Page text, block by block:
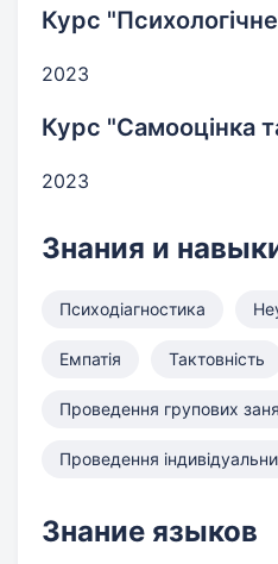
Курс
2023
Курс "Самооцінка
2023
Знания и
Психодіагностика
Емпатія Тактовність
Проведення групових
Проведення
Знание языков